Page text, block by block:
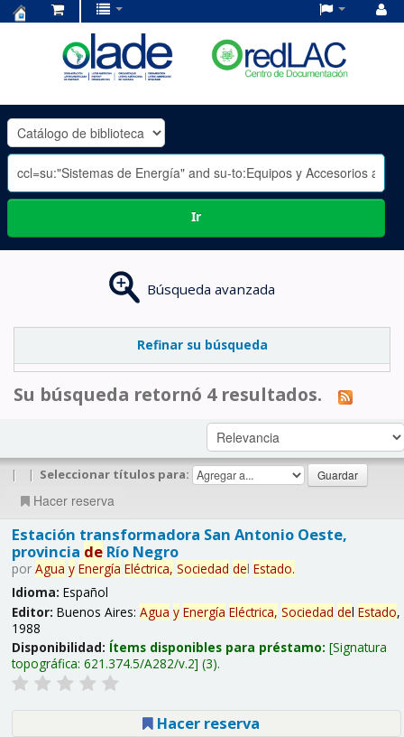
OLADE
-
Ir
Búsqueda avanzada
Refinar su búsqueda
Su búsqueda retornó 4 resultados.
| | Seleccionar títulos para:
Hacer reserva
Estación transformadora San Antonio Oeste,
provincia deRío Negro
por Agua y Energía Eléctrica, Sociedad del Estado.
Idioma: Español
Editor: Buenos Aires: Agua y Energía Eléctrica, Sociedad del Estado,
1988
Disponibilidad: Ítems disponibles para préstamo: Signatura
topográfica: 621.374.5/A282/v.2 (3).
Hacer reserva